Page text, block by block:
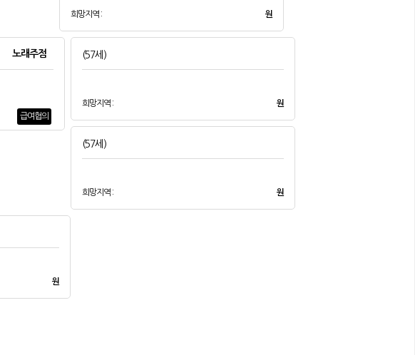
희망지역 : 원
노래주점
급여협의
(57세)
희망지역 : 원
(57세)
희망지역 : 원
원